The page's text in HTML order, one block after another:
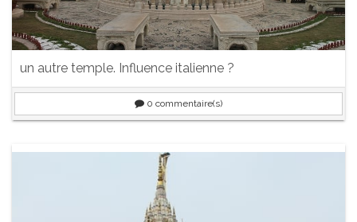
un autre temple. Influence italienne ?
0 commentaire(s)